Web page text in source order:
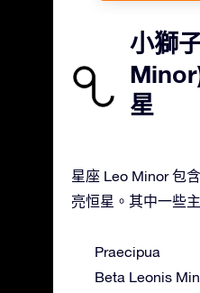
小獅
星
星座 Leo Minor 包
亮恒星。其中一些
Praecipua
Beta Leonis